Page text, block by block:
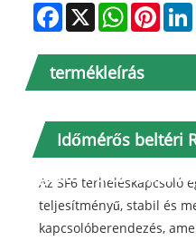
Facebook
X WhatsApp
termékleírás
Időmérős beltéri
gázterhelés
Az SF6 terheléskapcsoló
teljesítményű, stabil és
kapcsolóberendezés,